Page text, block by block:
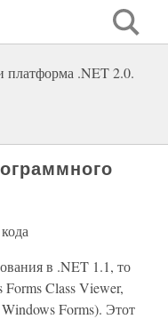
платформа .NET 2.0.
в .NET 1.1, то
Class Viewer,
Forms). Этот